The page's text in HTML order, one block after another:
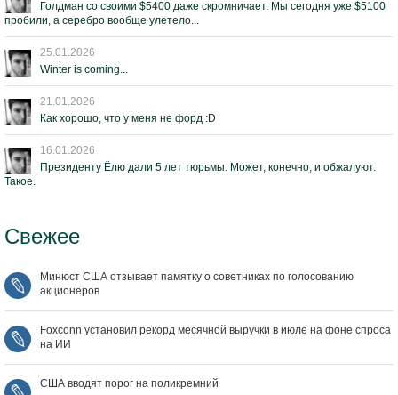
Голдман со своими $5400 даже скромничает. Мы сегодня уже $5100
пробили, а серебро вообще улетело...
25.01.2026
Winter is coming...
21.01.2026
Как хорошо, что у меня не форд :D
16.01.2026
Президенту Ёлю дали 5 лет тюрьмы. Может, конечно, и обжалуют.
Такое.
Свежее
Минюст США отзывает памятку о советниках по голосованию
акционеров
Foxconn установил рекорд месячной выручки в июле на фоне спроса
на ИИ
США вводят порог на поликремний